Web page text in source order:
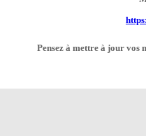
Pensez à mettre à jour vos